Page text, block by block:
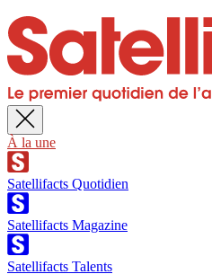
À la une
Satellifacts Quotidien
Satellifacts Magazine
Satellifacts Talents